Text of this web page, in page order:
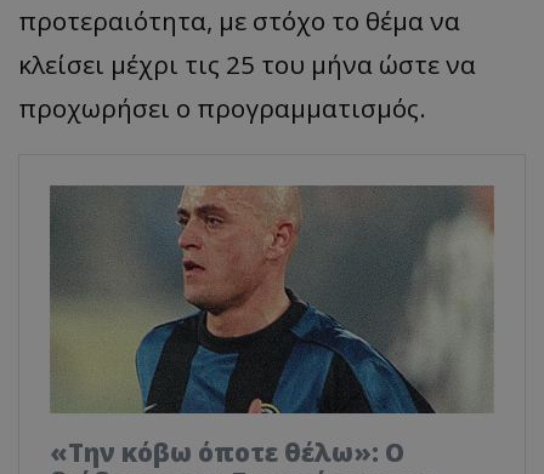
προτεραιότητα, με στόχο το θέμα να
κλείσει μέχρι τις 25 του μήνα ώστε να
προχωρήσει ο προγραμματισμός.
«Την κόβω όποτε θέλω»: Ο